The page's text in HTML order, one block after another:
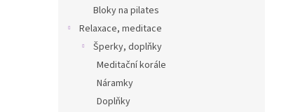
Bloky na pilates
Relaxace, meditace
Šperky, doplňky
Meditační korále
Náramky
Doplňky